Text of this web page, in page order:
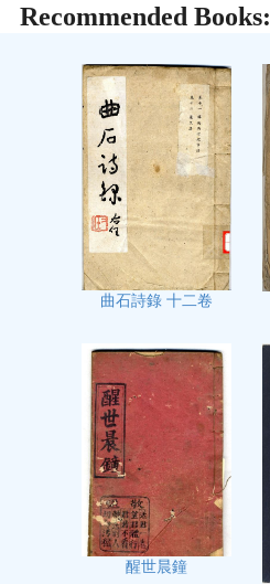
Recommended Books:
曲石詩錄 十二卷
醒世晨鐘